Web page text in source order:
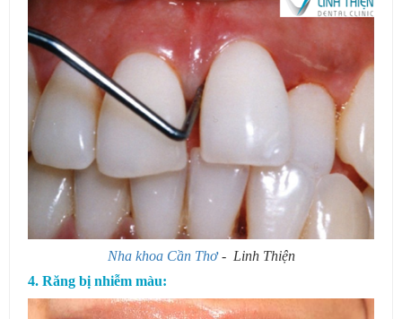
Nha khoa Cần Thơ- Linh Thiện
4. Răng bị nhiễm màu: